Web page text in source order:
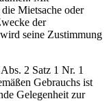
Mietsache oder
der
seine Zustimmung
2 Satz 1 Nr. 1
Gebrauchs ist
Gelegenheit zur